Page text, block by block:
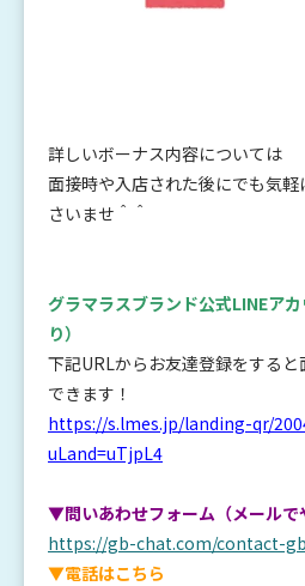
詳しいボーナス内容については
面接時や入店された後にでも気
さいませ＾＾
グラマラスブランド公式LINEア
り）
下記URLからお友達登録をする
できます！
https://s.lmes.jp/landing-qr/
uLand=uTjpL4
▼問いあわせフォーム（メールで
https://gb-chat.com/contact-
▼電話はこちら